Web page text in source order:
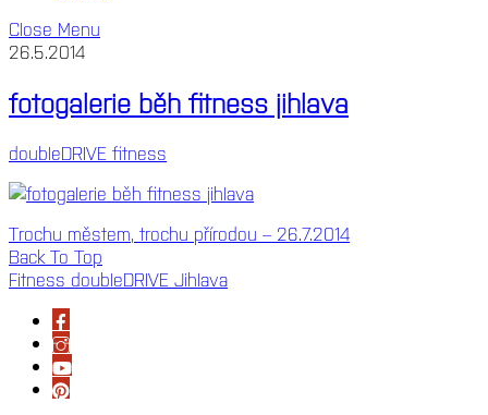
Close Menu
26.5.2014
fotogalerie běh fitness jihlava
doubleDRIVE fitness
Trochu městem, trochu přírodou – 26.7.2014
Back To Top
Fitness doubleDRIVE Jihlava